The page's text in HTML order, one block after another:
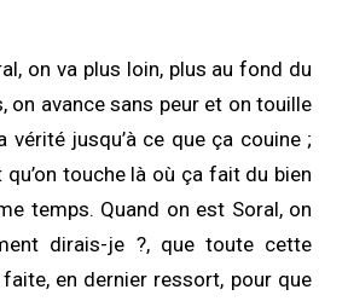
on va plus loin, plus au fond du
on avance sans peur et on touille
jusqu’à ce que ça couine ;
qu’on touche là où ça fait du bien
temps. Quand on est Soral, on
dirais-je ?, que toute cette
en dernier ressort, pour que